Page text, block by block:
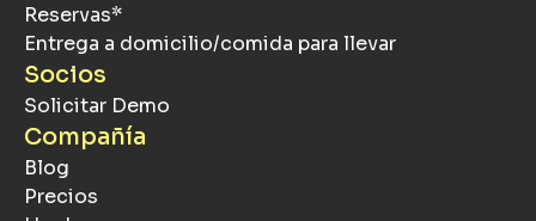
Reservas*
Entrega a domicilio/comida para llevar
Socios
Solicitar Demo
Compañía
Blog
Precios